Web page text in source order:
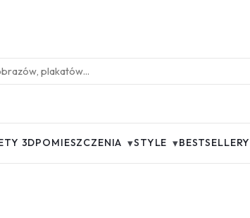
3DPOMIESZCZENIA ▾STYLE ▾BESTSELLERY